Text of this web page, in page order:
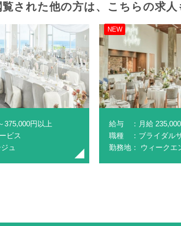
された他の方は、 こちらの求
円以上
ビス
ュ
NEW
給与 ：月給 235,000
職種 ：ブライダル
勤務地： ウィークエ